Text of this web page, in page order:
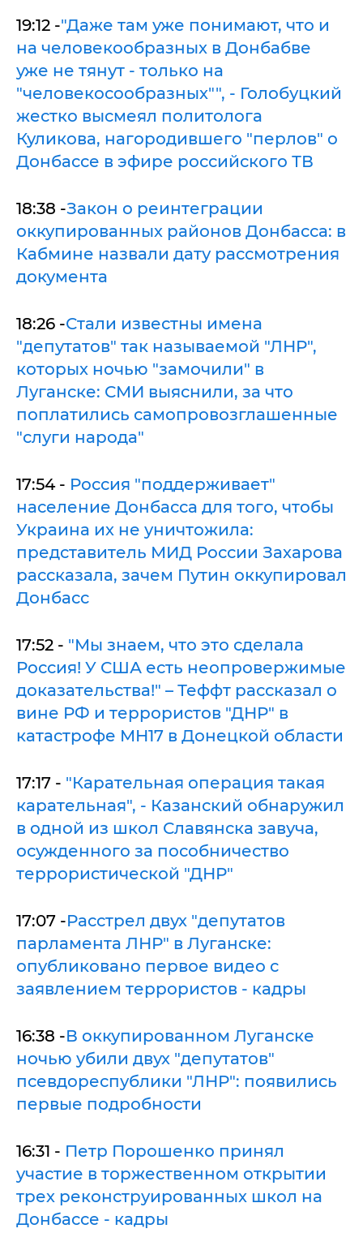
19:12 -"Даже там уже понимают, что и
на человекообразных в Донбабве
уже не тянут - только на
"человекосообразных"", - Голобуцкий
жестко высмеял политолога
Куликова, нагородившего "перлов" о
Донбассе в эфире российского ТВ
18:38 -Закон о реинтеграции
оккупированных районов Донбасса: в
Кабмине назвали дату рассмотрения
документа
18:26 -Стали известны имена
"депутатов" так называемой "ЛНР",
которых ночью "замочили" в
Луганске: СМИ выяснили, за что
поплатились самопровозглашенные
"слуги народа"
17:54 - Россия "поддерживает"
население Донбасса для того, чтобы
Украина их не уничтожила:
представитель МИД России Захарова
рассказала, зачем Путин оккупировал
Донбасс
17:52 - "Мы знаем, что это сделала
Россия! У США есть неопровержимые
доказательства!" – Теффт рассказал о
вине РФ и террористов "ДНР" в
катастрофе МН17 в Донецкой области
17:17 - "Карательная операция такая
карательная", - Казанский обнаружил
в одной из школ Славянска завуча,
осужденного за пособничество
террористической "ДНР"
17:07 -Расстрел двух "депутатов
парламента ЛНР" в Луганске:
опубликовано первое видео с
заявлением террористов - кадры
16:38 -В оккупированном Луганске
ночью убили двух "депутатов"
псевдореспублики "ЛНР": появились
первые подробности
16:31 - Петр Порошенко принял
участие в торжественном открытии
трех реконструированных школ на
Донбассе - кадры